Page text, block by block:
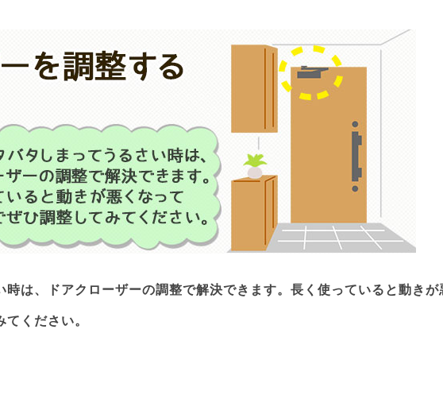
時は、ドアクローザーの調整で解決できます。長く使っていると動きが
ください。